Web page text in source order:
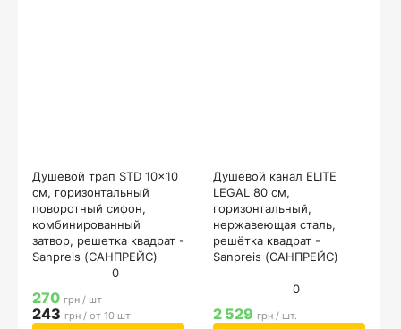
Душевой трап STD 10x10
см, горизонтальный
поворотный сифон,
комбинированный
затвор, решетка квадрат -
Sanpreis (САНПРЕЙС)
0
270 грн / шт
243 грн / от 10 шт
Душевой канал ELITE
LEGAL 80 см,
горизонтальный,
нержавеющая сталь,
решётка квадрат -
Sanpreis (САНПРЕЙС)
0
2 529 грн / шт.